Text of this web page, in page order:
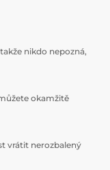
nikdo nepozná,
okamžitě
vrátit nerozbalený